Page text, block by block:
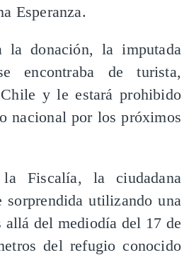
Esperanza.
la donación, la imputada
encontraba de turista,
Chile y le estará prohibido
nacional por los próximos
Fiscalía, la ciudadana
sorprendida utilizando una
allá del mediodía del 17 de
del refugio conocido